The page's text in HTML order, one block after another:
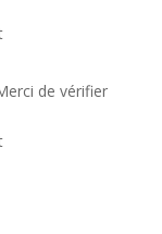
de vérifier